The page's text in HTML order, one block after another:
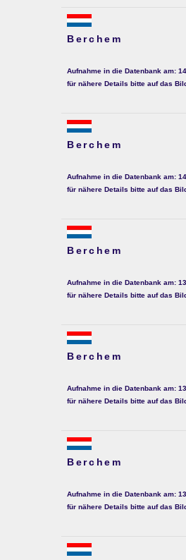
Berchem
Aufnahme in die Datenbank am:
für nähere Details bitte auf das
Berchem
Aufnahme in die Datenbank am:
für nähere Details bitte auf das
Berchem
Aufnahme in die Datenbank am:
für nähere Details bitte auf das
Berchem
Aufnahme in die Datenbank am:
für nähere Details bitte auf das
Berchem
Aufnahme in die Datenbank am:
für nähere Details bitte auf das